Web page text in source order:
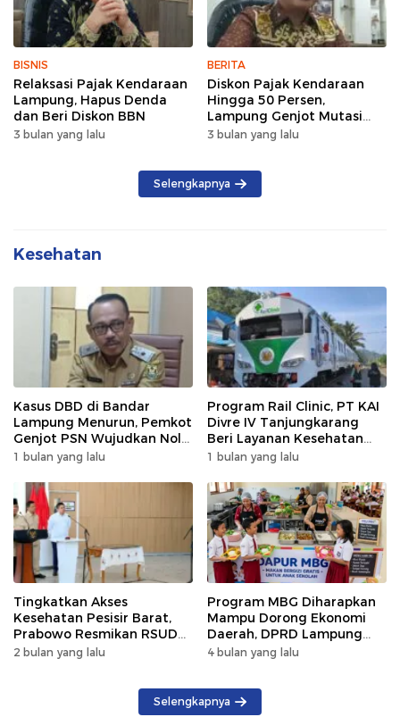
BISNIS
Relaksasi Pajak Kendaraan
Lampung, Hapus Denda
dan Beri Diskon BBN
3 bulan yang lalu
BERITA
Diskon Pajak Kendaraan
Hingga 50 Persen,
Lampung Genjot Mutasi
Kendaraan Luar Daerah
3 bulan yang lalu
Selengkapnya
Kesehatan
Kasus DBD di Bandar
Lampung Menurun, Pemkot
Genjot PSN Wujudkan Nol
Kematian
1 bulan yang lalu
Program Rail Clinic, PT KAI
Divre IV Tanjungkarang
Beri Layanan Kesehatan
Gratis 250 Warga
1 bulan yang lalu
Tingkatkan Akses
Kesehatan Pesisir Barat,
Prabowo Resmikan RSUD
KH Muhammad Thohir
2 bulan yang lalu
Program MBG Diharapkan
Mampu Dorong Ekonomi
Daerah, DPRD Lampung
Tekankan Pemanfaatan
4 bulan yang lalu
Selengkapnya